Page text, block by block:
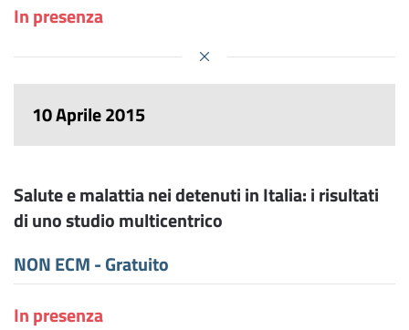
In presenza
10 Aprile 2015
Salute e malattia nei detenuti in Italia: i risultati
di uno studio multicentrico
NON ECM - Gratuito
In presenza